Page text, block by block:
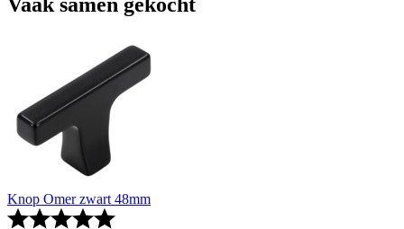
Knop Omer zwart 48mm